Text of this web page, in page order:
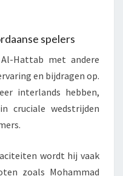
spelers
Hattab met andere
en bijdragen op.
interlands hebben,
cruciale wedstrijden
wordt hij vaak
zoals Mohammad